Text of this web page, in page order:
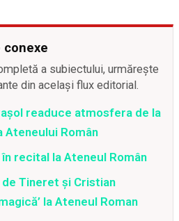
conexe
a subiectului, urmărește
din același flux editorial.
readuce atmosfera de la
Ateneului Român
recital la Ateneul Român
Tineret şi Cristian
la Ateneul Roman